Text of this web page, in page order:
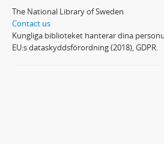
The National Library of Sweden
Contact us
Kungliga biblioteket hanterar dina
EU:s dataskyddsförordning (2018), GDPR.